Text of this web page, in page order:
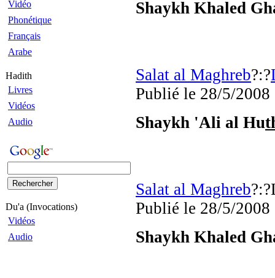
Vidéo
Phonétique
Français
Arabe
Hadith
Livres
Vidéos
Audio
Du'a (Invocations)
Vidéos
Audio
Shaykh Khaled
Salat al Maghreb?:?
Publié le 28/5/2008
Shaykh 'Ali al Hu
Salat al Maghreb
Publié le 28/5/2008
Shaykh Khaled